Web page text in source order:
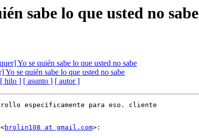
sabe lo que usted no sabe
Yo se quién sabe lo que usted no sabe
Yo se quién sabe lo que usted no sabe
[ hilo ] [ asunto ] [ autor ]
específicamente para eso. cliente
brolin108 at gmail.com>: